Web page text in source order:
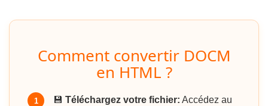
Comment convertir DOCM
en HTML ?
1 💾 Téléchargez votre fichier: Accédez au